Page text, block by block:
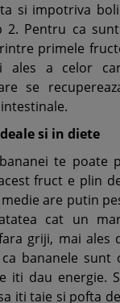
si impotriva
2. Pentru ca
primele
ales a celor
se
si in diete
te poate
fruct e plin
are putin
cat un
griji, mai ales
bananele sunt
iti dau energie.
iti taie si pofta